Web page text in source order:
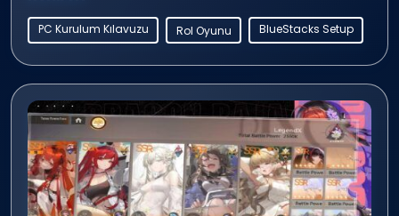
PC Kurulum Kılavuzu Rol Oyunu BlueStacks Setup